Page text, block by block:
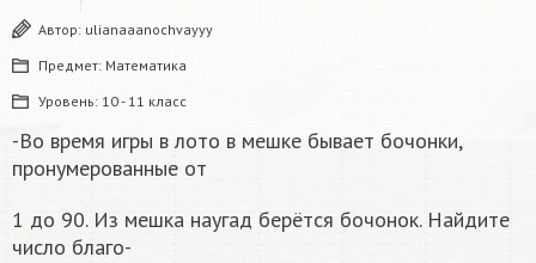
Автор: ulianaaanochvayyy
Предмет: Математика
Уровень: 10 - 11 класс
-Во время игры в лото в мешке бывает бочонки,
пронумерованные от
1 до 90. Из мешка наугад берётся бочонок. Найдите
число благо-